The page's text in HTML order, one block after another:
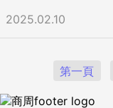
2025.02.10
第一頁